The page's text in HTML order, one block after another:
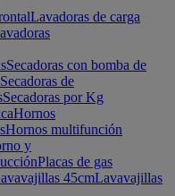
Lavadoras de carga
Secadoras con bomba de
Secadoras de
Secadoras por Kg
Hornos
Hornos multifunción
y
Placas de gas
45cmLavavajillas